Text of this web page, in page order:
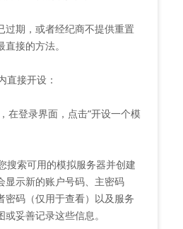
期，或者经纪商不提供重置
接的方法。
接开设：
登录界面，点击“开设一个模
索可用的模拟服务器并创建
显示新的账户号码、主密码
密码（仅用于查看）以及服务
妥善记录这些信息。